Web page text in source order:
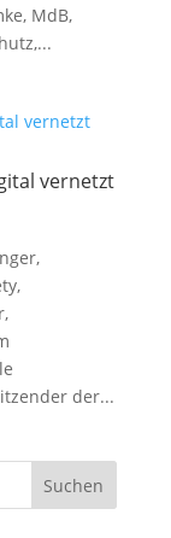
MdB,
vernetzt
der...
Suchen